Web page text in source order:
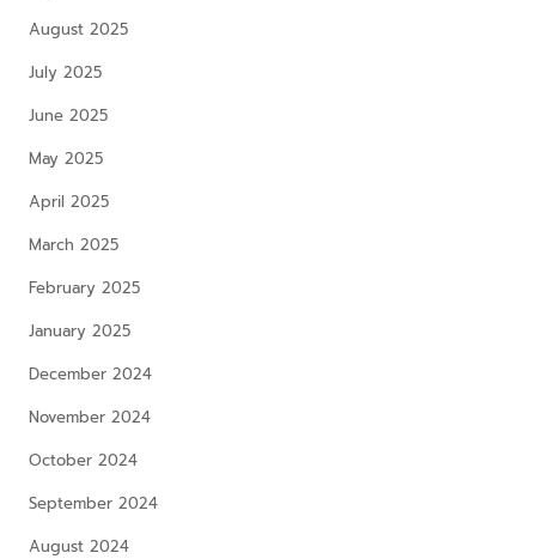
August 2025
July 2025
June 2025
May 2025
April 2025
March 2025
February 2025
January 2025
December 2024
November 2024
October 2024
September 2024
August 2024